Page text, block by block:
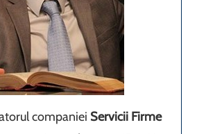
companiei Servicii Firme